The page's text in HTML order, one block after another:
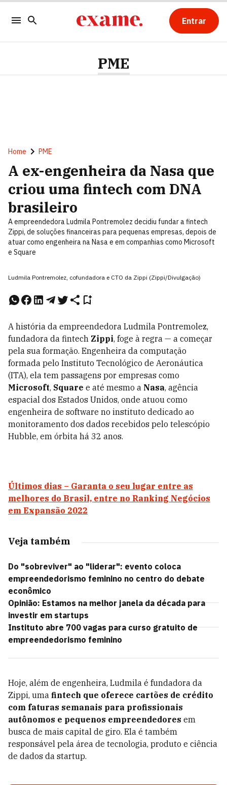
Entrar
PME
Home PME
A ex-engenheira da Nasa que
criou uma fintech com DNA
brasileiro
A empreendedora Ludmila Pontremolez decidiu fundar a fintech
Zippi, de soluções financeiras para pequenas empresas, depois de
atuar como engenheira na Nasa e em companhias como Microsoft
e Square
Ludmila Pontremolez, cofundadora e CTO da Zippi (Zippi/Divulgação)
A história da empreendedora Ludmila Pontremolez,
fundadora da fintech Zippi, foge à regra — a começar
pela sua formação. Engenheira da computação
formada pelo Instituto Tecnológico de Aeronáutica
(ITA), ela tem passagens por empresas como
Microsoft, Square e até mesmo a Nasa, agência
espacial dos Estados Unidos, onde atuou como
engenheira de software no instituto dedicado ao
monitoramento dos dados recebidos pelo telescópio
Hubble, em órbita há 32 anos.
Últimos dias – Garanta o seu lugar entre as
melhores do Brasil, entre no Ranking Negócios
em Expansão 2022
Veja também
Do "sobreviver" ao "liderar": evento coloca
empreendedorismo feminino no centro do debate
econômico
Opinião: Estamos na melhor janela da década para
investir em startups
Instituto abre 700 vagas para curso gratuito de
empreendedorismo feminino
Hoje, além de engenheira, Ludmila é fundadora da
Zippi, uma fintech que oferece cartões de crédito
com faturas semanais para profissionais
autônomos e pequenos empreendedores em
busca de mais capital de giro. Ela é também
responsável pela área de tecnologia, produto e ciência
de dados da startup.